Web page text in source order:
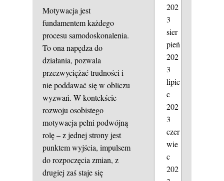
Motywacja jest
fundamentem każdego
procesu samodoskonalenia.
To ona napędza do
działania, pozwala
przezwyciężać trudności i
nie poddawać się w obliczu
wyzwań. W kontekście
rozwoju osobistego
motywacja pełni podwójną
rolę – z jednej strony jest
punktem wyjścia, impulsem
do rozpoczęcia zmian, z
drugiej zaś staje się
202
3
sier
pień
202
3
lipie
c
202
3
czer
wie
c
202